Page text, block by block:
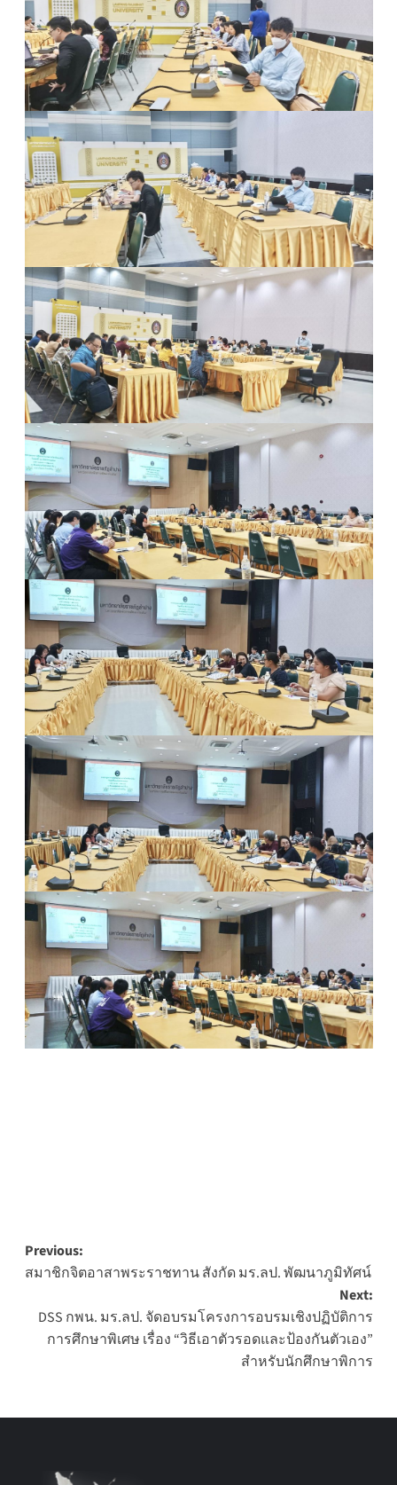
Post
navigation
Previous:
สมาชิกจิตอาสาพระราชทาน สังกัด มร.ลป. พัฒนาภูมิทัศน์
Next:
DSS กพน. มร.ลป. จัดอบรมโครงการอบรมเชิงปฏิบัติการ
การศึกษาพิเศษ เรื่อง “วิธีเอาตัวรอดและป้องกันตัวเอง”
สำหรับนักศึกษาพิการ